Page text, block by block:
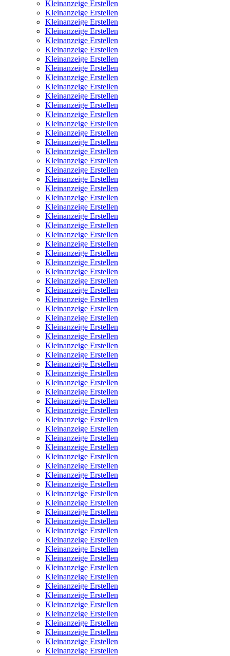
Kleinanzeige Erstellen
Kleinanzeige Erstellen
Kleinanzeige Erstellen
Kleinanzeige Erstellen
Kleinanzeige Erstellen
Kleinanzeige Erstellen
Kleinanzeige Erstellen
Kleinanzeige Erstellen
Kleinanzeige Erstellen
Kleinanzeige Erstellen
Kleinanzeige Erstellen
Kleinanzeige Erstellen
Kleinanzeige Erstellen
Kleinanzeige Erstellen
Kleinanzeige Erstellen
Kleinanzeige Erstellen
Kleinanzeige Erstellen
Kleinanzeige Erstellen
Kleinanzeige Erstellen
Kleinanzeige Erstellen
Kleinanzeige Erstellen
Kleinanzeige Erstellen
Kleinanzeige Erstellen
Kleinanzeige Erstellen
Kleinanzeige Erstellen
Kleinanzeige Erstellen
Kleinanzeige Erstellen
Kleinanzeige Erstellen
Kleinanzeige Erstellen
Kleinanzeige Erstellen
Kleinanzeige Erstellen
Kleinanzeige Erstellen
Kleinanzeige Erstellen
Kleinanzeige Erstellen
Kleinanzeige Erstellen
Kleinanzeige Erstellen
Kleinanzeige Erstellen
Kleinanzeige Erstellen
Kleinanzeige Erstellen
Kleinanzeige Erstellen
Kleinanzeige Erstellen
Kleinanzeige Erstellen
Kleinanzeige Erstellen
Kleinanzeige Erstellen
Kleinanzeige Erstellen
Kleinanzeige Erstellen
Kleinanzeige Erstellen
Kleinanzeige Erstellen
Kleinanzeige Erstellen
Kleinanzeige Erstellen
Kleinanzeige Erstellen
Kleinanzeige Erstellen
Kleinanzeige Erstellen
Kleinanzeige Erstellen
Kleinanzeige Erstellen
Kleinanzeige Erstellen
Kleinanzeige Erstellen
Kleinanzeige Erstellen
Kleinanzeige Erstellen
Kleinanzeige Erstellen
Kleinanzeige Erstellen
Kleinanzeige Erstellen
Kleinanzeige Erstellen
Kleinanzeige Erstellen
Kleinanzeige Erstellen
Kleinanzeige Erstellen
Kleinanzeige Erstellen
Kleinanzeige Erstellen
Kleinanzeige Erstellen
Kleinanzeige Erstellen
Kleinanzeige Erstellen